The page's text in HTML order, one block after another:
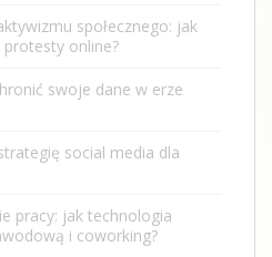
społecznego: jak
online?
swoje dane w erze
social media dla
pracy: jak technologia
i coworking?